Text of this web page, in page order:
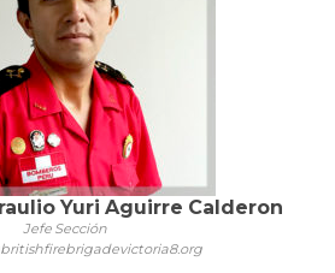
Yuri Aguirre Calderon
Jefe Sección